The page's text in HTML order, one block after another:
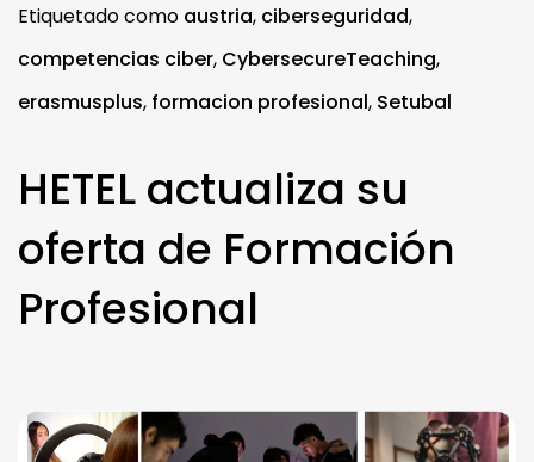
Etiquetado como austria, ciberseguridad,
competencias ciber, CybersecureTeaching,
erasmusplus, formacion profesional, Setubal
HETEL actualiza su
oferta de Formación
Profesional